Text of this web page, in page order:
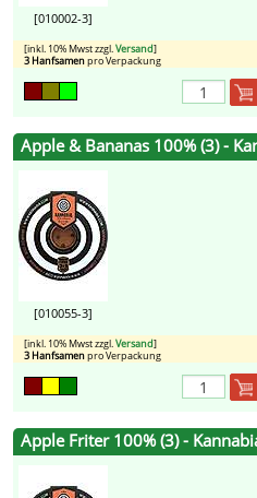
[010002-3]
[inkl. 10% Mwst zzgl.Versand]
3 Hanfsamenpro Verpackung
Apple & Bananas 100% (3) -
[010055-3]
[inkl. 10% Mwst zzgl.Versand]
3 Hanfsamenpro Verpackung
Apple Friter 100% (3) -